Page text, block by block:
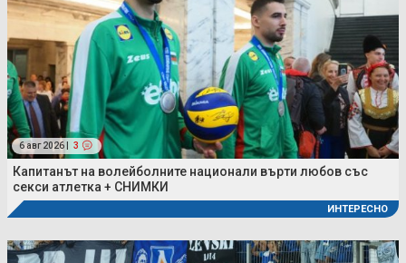
6 авг 2026 | 3
Капитанът на волейболните национали върти любов със
секси атлетка + СНИМКИ
ИНТЕРЕСНО